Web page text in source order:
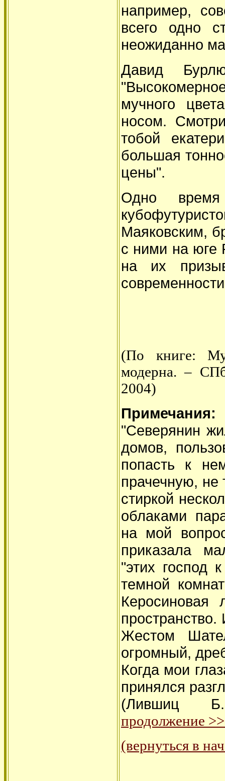
например,
всего одно
неожиданно
Давид
мучного
носом.
тобой
большая
цены".
Одно
Маяковским,
с ними на юге
на их
(По книге:
модерна. –
2004)
Примечания:
"Северянин
домов,
попасть к
прачечную, не
стиркой
облаками
на мой
приказала
"этих господ
темной
Керосиновая
Жестом
огромный,
Когда мои
принялся
(Лившиц
продолжение
(вернуться в